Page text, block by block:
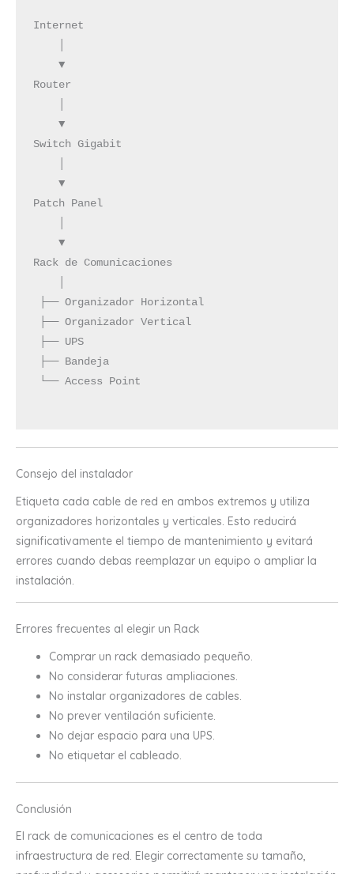
Internet
    ▼
Router
    ▼
Switch Gigabit
    ▼
Patch Panel
    ▼
Rack de Comunicaciones
├── Organizador Horizontal
├── Organizador Vertical
├── UPS
├── Bandeja
└── Access Point
Consejo del instalador
Etiqueta cada cable de red en ambos extremos y utiliza
organizadores horizontales y verticales. Esto reducirá
significativamente el tiempo de mantenimiento y evitará
errores cuando debas reemplazar un equipo o ampliar la
instalación.
Errores frecuentes al elegir un Rack
Comprar un rack demasiado pequeño.
No considerar futuras ampliaciones.
No instalar organizadores de cables.
No prever ventilación suficiente.
No dejar espacio para una UPS.
No etiquetar el cableado.
Conclusión
El rack de comunicaciones es el centro de toda
infraestructura de red. Elegir correctamente su tamaño,